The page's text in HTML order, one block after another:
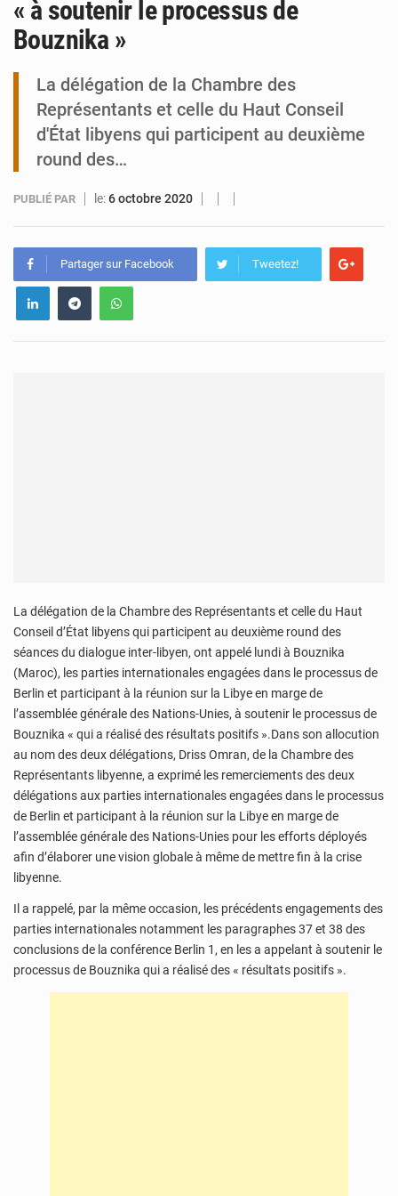
« à soutenir le processus de
Bouznika »
La délégation de la Chambre des
Représentants et celle du Haut Conseil
d'État libyens qui participent au deuxième
round des…
PUBLIÉ PAR le:6 octobre 2020
Partager sur Facebook Tweetez!
La délégation de la Chambre des Représentants et celle du Haut
Conseil d’État libyens qui participent au deuxième round des
séances du dialogue inter-libyen, ont appelé lundi à Bouznika
(Maroc), les parties internationales engagées dans le processus de
Berlin et participant à la réunion sur la Libye en marge de
l’assemblée générale des Nations-Unies, à soutenir le processus de
Bouznika « qui a réalisé des résultats positifs ».Dans son allocution
au nom des deux délégations, Driss Omran, de la Chambre des
Représentants libyenne, a exprimé les remerciements des deux
délégations aux parties internationales engagées dans le processus
de Berlin et participant à la réunion sur la Libye en marge de
l’assemblée générale des Nations-Unies pour les efforts déployés
afin d’élaborer une vision globale à même de mettre fin à la crise
libyenne.
Il a rappelé, par la même occasion, les précédents engagements des
parties internationales notamment les paragraphes 37 et 38 des
conclusions de la conférence Berlin 1, en les a appelant à soutenir le
processus de Bouznika qui a réalisé des « résultats positifs ».